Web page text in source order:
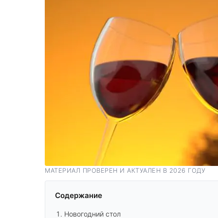
МАТЕРИАЛ ПРОВЕРЕН И АКТУАЛЕН В 2026 ГОДУ
Содержание
Новогодний стол